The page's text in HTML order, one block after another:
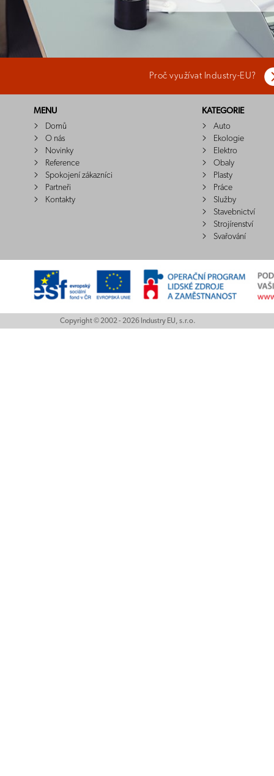
Proč využívat Industry-EU?
MENU
Domů
O nás
Novinky
Reference
Spokojení zákazníci
Partneři
Kontakty
KATEGORIE
Auto
Ekologie
Elektro
Obaly
Plasty
Práce
Služby
Stavebnictví
Strojírenství
Svařování
Copyright © 2002 - 2026 Industry EU, s.r.o.